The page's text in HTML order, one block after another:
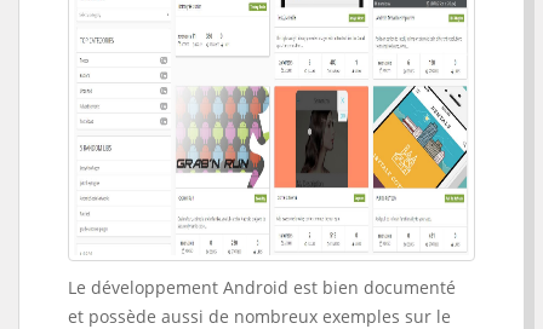
Le développement Android est bien documenté
et possède aussi de nombreux exemples sur le